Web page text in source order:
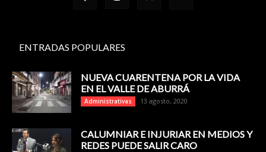
ENTRADAS POPULARES
NUEVA CUARENTENA POR LA VIDA
EN EL VALLE DE ABURRÁ
Administrativas 13 agosto, 2020
CALUMNIAR E INJURIAR EN MEDIOS Y
REDES PUEDE SALIR CARO